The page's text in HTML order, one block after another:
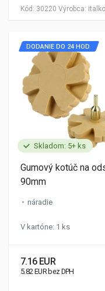
Kód: 30220 Výrobca: italko
Skladom: 5+ ks
DODANIE DO 24 HOD.
Gumový kotúč na
90mm
náradie
V kartóne: 1 ks
7.16 EUR
5.82 EUR bez DPH